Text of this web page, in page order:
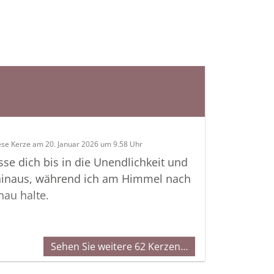
Kerze am 20. Januar 2026 um 9.58 Uhr
dich bis in die Unendlichkeit und
während ich am Himmel nach
halte.
Sehen Sie weitere 62 Kerzen…